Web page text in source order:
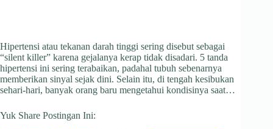
Hipertensi atau tekanan darah tinggi sering disebut sebagai
“silent killer” karena gejalanya kerap tidak disadari. 5 tanda
hipertensi ini sering terabaikan, padahal tubuh sebenarnya
memberikan sinyal sejak dini. Selain itu, di tengah kesibukan
sehari-hari, banyak orang baru mengetahui kondisinya saat…
Yuk Share Postingan Ini: